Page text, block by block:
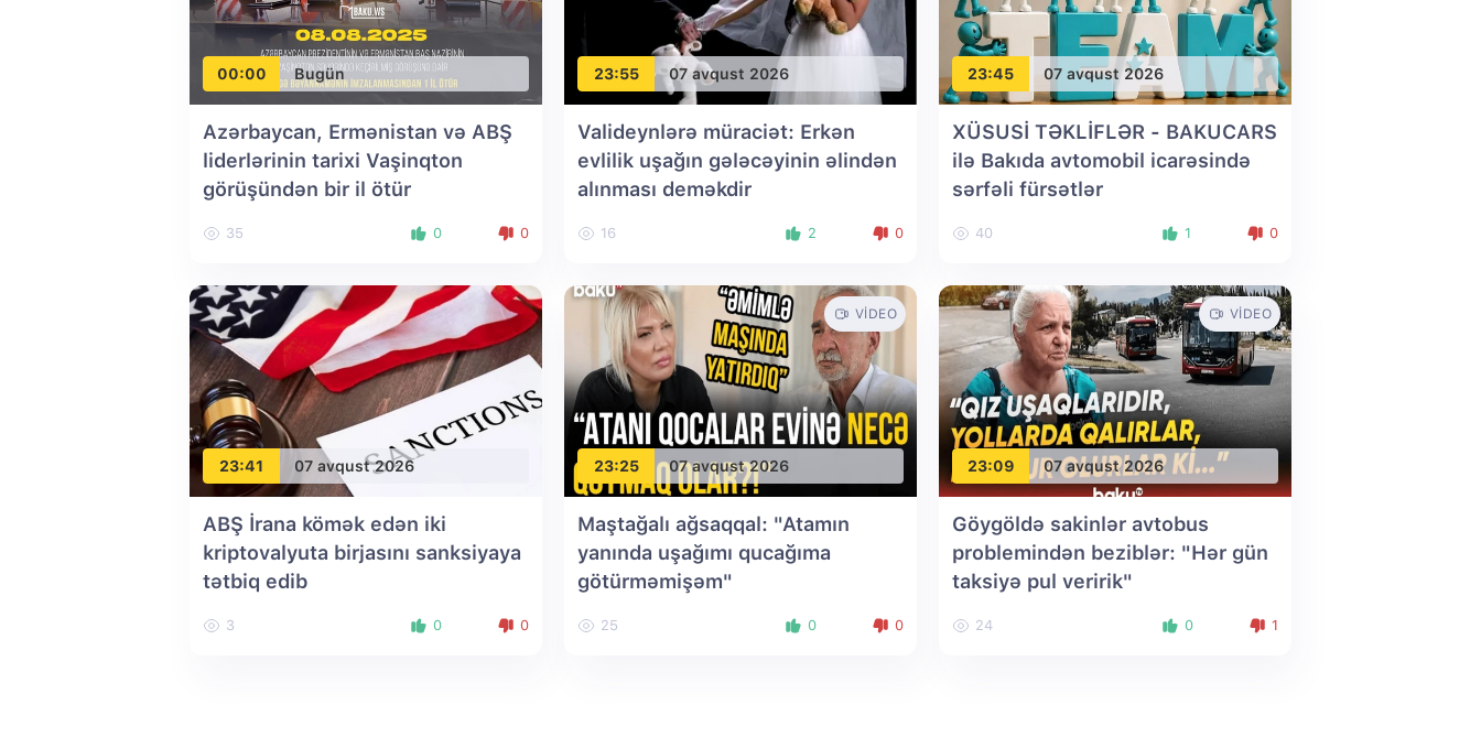
00:00 Bugün
Azərbaycan, Ermənistan və ABŞ
liderlərinin tarixi Vaşinqton
görüşündən bir il ötür
35 0 0
23:55 07 avqust 2026
Valideynlərə müraciət: Erkən
evlilik uşağın gələcəyinin əlindən
alınması deməkdir
16 2 0
23:45 07 avqust 2026
XÜSUSİ TƏKLİFLƏR - BAKUCARS
ilə Bakıda avtomobil icarəsində
sərfəli fürsətlər
40 1 0
23:41 07 avqust 2026
ABŞ İrana kömək edən iki
kriptovalyuta birjasını sanksiyaya
tətbiq edib
3 0 0
23:25 07 avqust 2026
VIDEO
Maştağalı ağsaqqal: "Atamın
yanında uşağımı qucağıma
götürməmişəm"
25 0 0
23:09 07 avqust 2026
VIDEO
Göygöldə sakinlər avtobus
problemindən beziblər: "Hər gün
taksiyə pul veririk"
24 0 1